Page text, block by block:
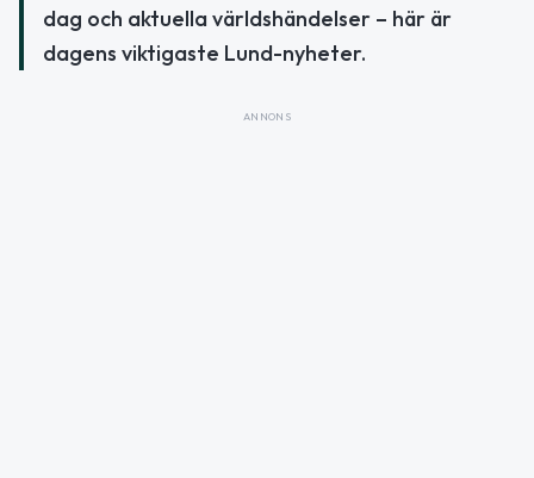
dag och aktuella världshändelser – här är
dagens viktigaste Lund-nyheter.
ANNONS